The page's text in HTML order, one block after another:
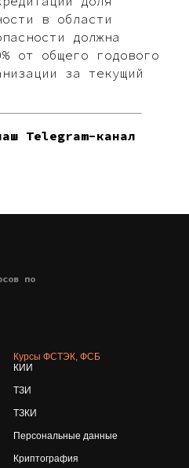
в области
должна
от общего годового
за текущий
Telegram-канал
по
Курсы ФСТЭК, ФСБ
КИИ
ТЗИ
ТЗКИ
Персональные данные
Криптография